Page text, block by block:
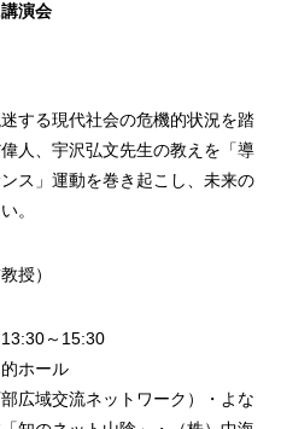
演会
する現代社会の危機的状況を踏
人、宇沢弘文先生の教えを「導
ス」運動を巻き起こし、未来の
。
授）
～15:30
ホール
広域交流ネットワーク）・よな